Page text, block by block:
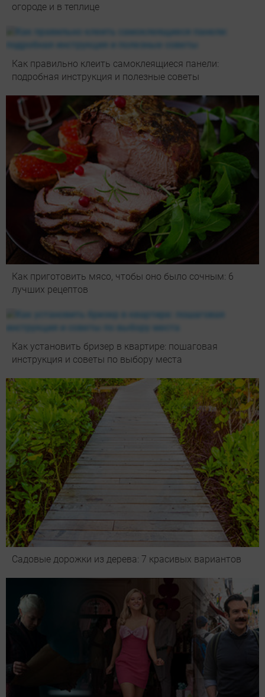
огороде и в теплице
Как правильно клеить самоклеящиеся панели:
подробная инструкция и полезные советы
Как приготовить мясо, чтобы оно было сочным: 6
лучших рецептов
Как установить бризер в квартире: пошаговая
инструкция и советы по выбору места
Садовые дорожки из дерева: 7 красивых вариантов